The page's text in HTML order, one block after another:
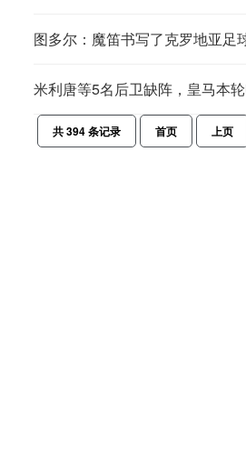
图多尔：魔笛书写了克罗地亚足
米利唐等5名后卫缺阵，皇马本
共394条记录 首页 上页